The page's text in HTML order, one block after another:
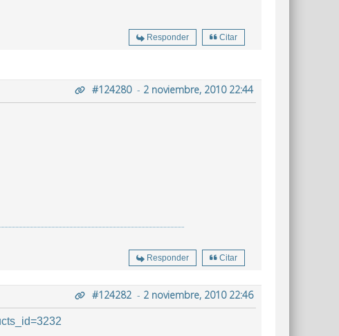
Responder Citar
#124280- 2 noviembre, 2010 22:44
Responder Citar
#124282 - 2 noviembre, 2010 22:46